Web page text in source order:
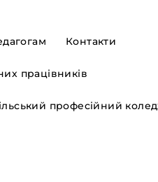
Контакти
працівників
професійний